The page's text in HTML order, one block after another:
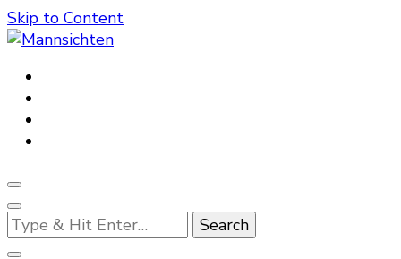
Skip to Content
Mannsichten
Was Männer wollen. Was Männer denken.
Looking
for